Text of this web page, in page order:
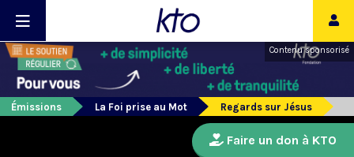
Contenu sponsorisé
Émissions La Foi prise au Mot Regards sur Jésus
Faire un don à KTO